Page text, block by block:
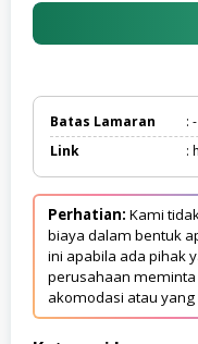
Batas Lamaran
: -
Link
:
Perhatian: Kami
biaya dalam bentuk
ini apabila ada pihak
perusahaan
akomodasi atau